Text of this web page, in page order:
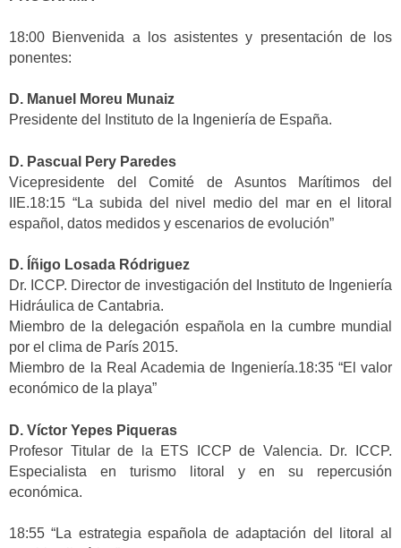
18:00 Bienvenida a los asistentes y presentación de los
ponentes:
D. Manuel Moreu Munaiz
Presidente del Instituto de la Ingeniería de España.
D. Pascual Pery Paredes
Vicepresidente del Comité de Asuntos Marítimos del
IIE.18:15 “La subida del nivel medio del mar en el litoral
español, datos medidos y escenarios de evolución”
D. Íñigo Losada Ródriguez
Dr. ICCP. Director de investigación del Instituto de Ingeniería
Hidráulica de Cantabria.
Miembro de la delegación española en la cumbre mundial
por el clima de París 2015.
Miembro de la Real Academia de Ingeniería.18:35 “El valor
económico de la playa”
D. Víctor Yepes Piqueras
Profesor Titular de la ETS ICCP de Valencia. Dr. ICCP.
Especialista en turismo litoral y en su repercusión
económica.
18:55 “La estrategia española de adaptación del litoral al